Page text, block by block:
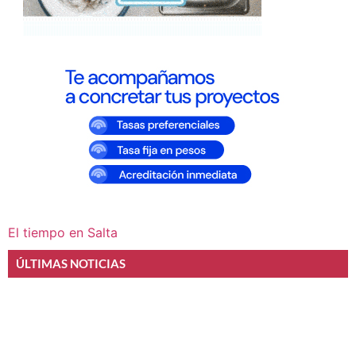
El tiempo en Salta
ÚLTIMAS NOTICIAS